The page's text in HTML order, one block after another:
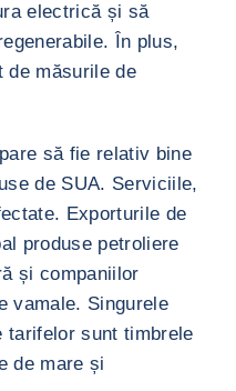
electrică și să
În plus,
de măsurile de
să fie relativ bine
de SUA. Serviciile,
Exporturile de
produse petroliere
și companiilor
vamale. Singurele
tarifelor sunt timbrele
de mare și